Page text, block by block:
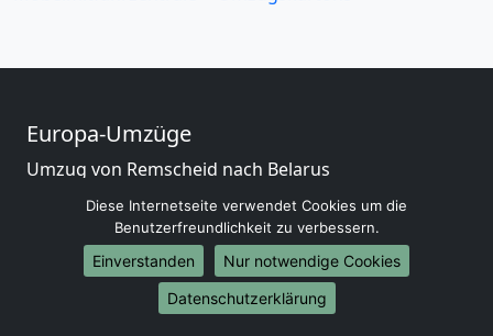
Europa-Umzüge
Umzug von Remscheid nach Belarus
Umzug von Remscheid nach Belgien
Umzug von Remscheid nach Bulgarien
Umzug von Remscheid nach Dänemark
Umzug von Remscheid nach England
Umzug von Remscheid nach Portugal
Diese Internetseite verwendet Cookies um die
Benutzerfreundlichkeit zu verbessern.
Einverstanden
Nur notwendige Cookies
Datenschutzerklärung